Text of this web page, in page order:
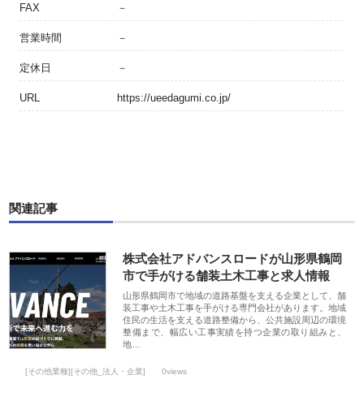
FAX －
営業時間 －
定休日 －
URL https://ueedagumi.co.jp/
関連記事
株式会社アドバンスロードが山形県鶴岡
市で手がける舗装土木工事と求人情報
山形県鶴岡市で地域の道路基盤を支える企業として、舗
装工事や土木工事を手がける専門会社があります。地域
住民の生活を支える道路整備から、公共施設周辺の環境
整備まで、幅広い工事実績を持つ企業の取り組みと、
地…
[その他業種][その他_法人・企業] 0views